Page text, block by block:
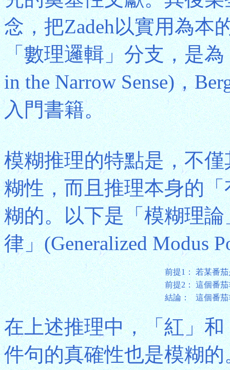
念，把Zadeh以實用為本
「數理邏輯」分支，是
in the Narrow Sense)，
入門書籍。
模糊推理的特點是，不
糊性，而且推理本身的
糊的。以下是「模糊理
律」(Generalized Modus
前提1： 若某番
前提2： 這個番
結論：
這個番
在上述推理中，「紅」
件句的真確性也是模糊